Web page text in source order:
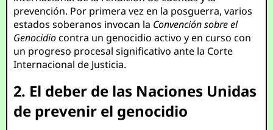
prevención. Por primera vez en la posguerra, varios
estados soberanos invocan la Convención sobre el
Genocidiocontra un genocidio activo y en curso con
un progreso procesal significativo ante la Corte
Internacional de Justicia.
2. El deber de las Naciones Unidas
de prevenir el genocidio